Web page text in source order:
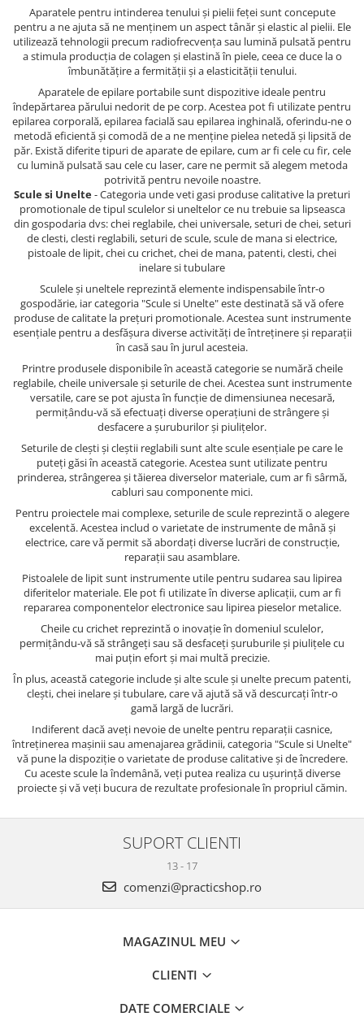
Aparatele pentru intinderea tenului și pielii feței sunt concepute
pentru a ne ajuta să ne menținem un aspect tânăr și elastic al pielii. Ele
utilizează tehnologii precum radiofrecvența sau lumină pulsată pentru
a stimula producția de colagen și elastină în piele, ceea ce duce la o
îmbunătățire a fermității și a elasticității tenului.
Aparatele de epilare portabile sunt dispozitive ideale pentru
îndepărtarea părului nedorit de pe corp. Acestea pot fi utilizate pentru
epilarea corporală, epilarea facială sau epilarea inghinală, oferindu-ne o
metodă eficientă și comodă de a ne menține pielea netedă și lipsită de
păr. Există diferite tipuri de aparate de epilare, cum ar fi cele cu fir, cele
cu lumină pulsată sau cele cu laser, care ne permit să alegem metoda
potrivită pentru nevoile noastre.
Scule si Unelte- Categoria unde veti gasi produse calitative la preturi
promotionale de tipul sculelor si uneltelor ce nu trebuie sa lipseasca
din gospodaria dvs: chei reglabile, chei universale, seturi de chei, seturi
de clesti, clesti reglabili, seturi de scule, scule de mana si electrice,
pistoale de lipit, chei cu crichet, chei de mana, patenti, clesti, chei
inelare si tubulare
Sculele și uneltele reprezintă elemente indispensabile într-o
gospodărie, iar categoria "Scule si Unelte" este destinată să vă ofere
produse de calitate la prețuri promotionale. Acestea sunt instrumente
esențiale pentru a desfășura diverse activități de întreținere și reparații
în casă sau în jurul acesteia.
Printre produsele disponibile în această categorie se numără cheile
reglabile, cheile universale și seturile de chei. Acestea sunt instrumente
versatile, care se pot ajusta în funcție de dimensiunea necesară,
permițându-vă să efectuați diverse operațiuni de strângere și
desfacere a șuruburilor și piulițelor.
Seturile de clești și cleștii reglabili sunt alte scule esențiale pe care le
puteți găsi în această categorie. Acestea sunt utilizate pentru
prinderea, strângerea și tăierea diverselor materiale, cum ar fi sârmă,
cabluri sau componente mici.
Pentru proiectele mai complexe, seturile de scule reprezintă o alegere
excelentă. Acestea includ o varietate de instrumente de mână și
electrice, care vă permit să abordați diverse lucrări de construcție,
reparații sau asamblare.
Pistoalele de lipit sunt instrumente utile pentru sudarea sau lipirea
diferitelor materiale. Ele pot fi utilizate în diverse aplicații, cum ar fi
repararea componentelor electronice sau lipirea pieselor metalice.
Cheile cu crichet reprezintă o inovație în domeniul sculelor,
permițându-vă să strângeți sau să desfaceți șuruburile și piulițele cu
mai puțin efort și mai multă precizie.
În plus, această categorie include și alte scule și unelte precum patenti,
clești, chei inelare și tubulare, care vă ajută să vă descurcați într-o
gamă largă de lucrări.
Indiferent dacă aveți nevoie de unelte pentru reparații casnice,
întreținerea mașinii sau amenajarea grădinii, categoria "Scule si Unelte"
vă pune la dispoziție o varietate de produse calitative și de încredere.
Cu aceste scule la îndemână, veți putea realiza cu ușurință diverse
proiecte și vă veți bucura de rezultate profesionale în propriul cămin.
SUPORT CLIENTI
13 - 17
comenzi@practicshop.ro
MAGAZINUL MEU
CLIENTI
DATE COMERCIALE